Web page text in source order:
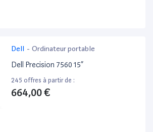
Dell - Ordinateur portable
Dell Precision 7560 15”
245 offres à partir de :
664,00 €